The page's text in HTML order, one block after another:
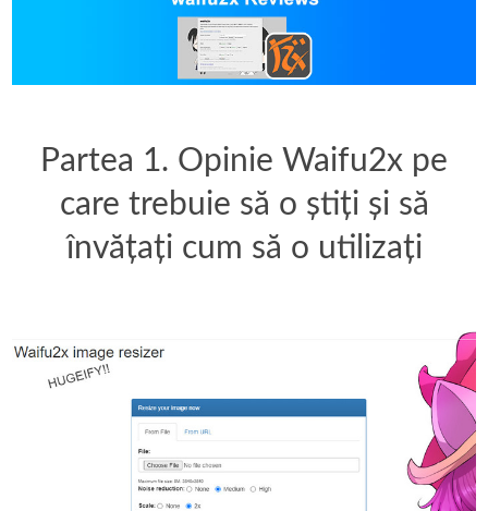
Partea 1. Opinie Waifu2x pe
care trebuie să o știți și să
învățați cum să o utilizați